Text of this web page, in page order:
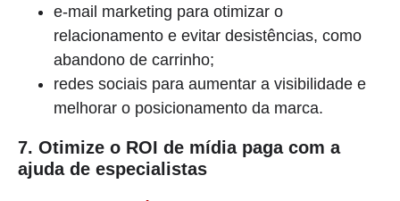
e-mail marketing para otimizar o
relacionamento e evitar desistências, como
abandono de carrinho;
redes sociais para aumentar a visibilidade e
melhorar o posicionamento da marca.
7. Otimize o ROI de mídia paga com a
ajuda de especialistas